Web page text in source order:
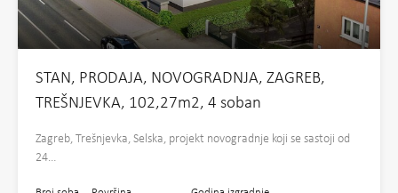
STAN, PRODAJA, NOVOGRADNJA, ZAGREB,
TREŠNJEVKA, 102,27m2, 4 soban
Zagreb, Trešnjevka, Selska, projekt novogradnje koji se sastoji od
24…